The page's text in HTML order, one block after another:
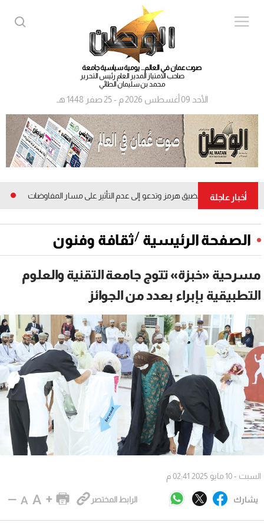
صوت عمان في العالم... يومية سياسية جامعة
صاحب الامتياز المدير العام رئيس التحرير
محمد بن سليمان الطائي
الأحد 09 أغسطس 2026 م - 25 صفر 1448 هـ
أخبار عاجلة
على السفن في مضيق هرمز وتدعو إلى عدم التأثير على مسار المفاوضات
الصفحة الرئيسية /ثقافة وفنون
مسرحية «خبزة» تتوج جامعة التقنية والعلوم
التطبيقية بإبراء بعدد من الجوائز
يشارك الرابط المختصر
السبت - 10 مايو 2025 02:41 م